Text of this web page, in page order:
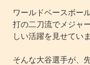
ワールドベースボー
打の二刀流でメジャ
しい活躍を見せてい
そんな大谷選手が、